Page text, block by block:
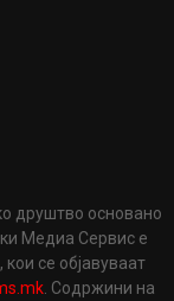
друштво основано
Медиа Сервис е
се објавуваат
. Содржини на